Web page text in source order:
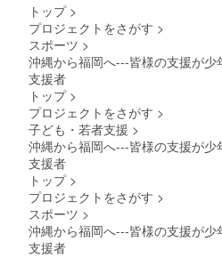
トップ >
プロジェクトをさがす >
スポーツ >
沖縄から福岡へ---皆様の支援が少
支援者
トップ >
プロジェクトをさがす >
子ども・若者支援 >
沖縄から福岡へ---皆様の支援が少
支援者
トップ >
プロジェクトをさがす >
スポーツ >
沖縄から福岡へ---皆様の支援が少
支援者